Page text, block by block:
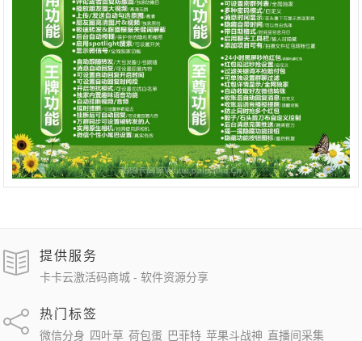
提供服务
卡卡云激活码商城 - 软件资源分享
热门标签
微信分身 四叶草 荷包蛋 巴菲特 苹果斗战神 直播间采集